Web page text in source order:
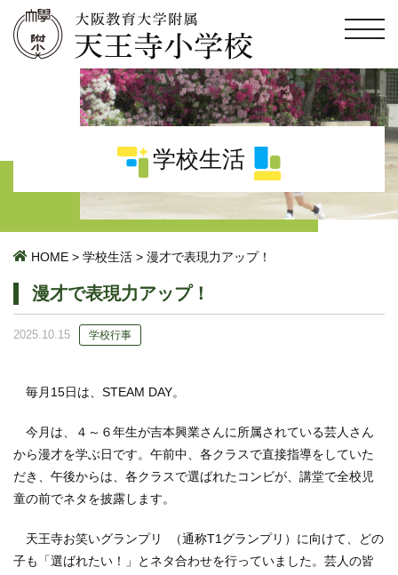
学校生活
HOME > 学校生活 > 漫才で表現力アップ！
漫才で表現力アップ！
2025.10.15 学校行事
毎月15日は、STEAM DAY。
今月は、４～６年生が吉本興業さんに所属されている芸人さん
から漫才を学ぶ日です。午前中、各クラスで直接指導をしていた
だき、午後からは、各クラスで選ばれたコンビが、講堂で全校児
童の前でネタを披露します。
天王寺お笑いグランプリ （通称T1グランプリ）に向けて、どの
子も「選ばれたい！」とネタ合わせを行っていました。芸人の皆